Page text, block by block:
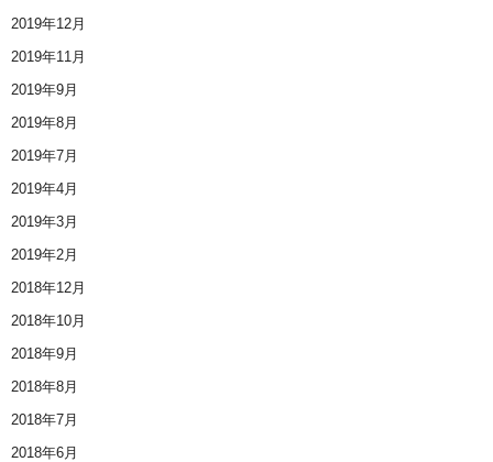
2019年12月
2019年11月
2019年9月
2019年8月
2019年7月
2019年4月
2019年3月
2019年2月
2018年12月
2018年10月
2018年9月
2018年8月
2018年7月
2018年6月